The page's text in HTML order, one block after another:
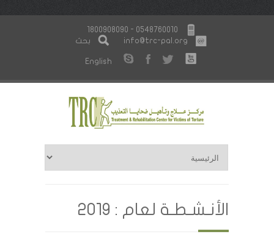
1800908090 - 0548760010
info@trc-pal.org
بحث
English
الأنـشـطـة لعام : 2019